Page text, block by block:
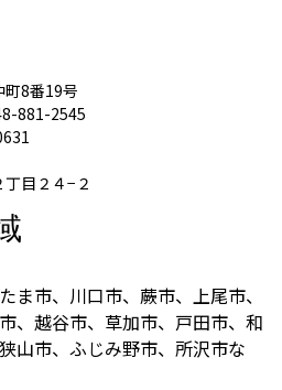
町8番19号
881-2545
目２４−２
ま市、川口市、蕨市、上尾市、
、越谷市、草加市、戸田市、和
山市、ふじみ野市、所沢市な